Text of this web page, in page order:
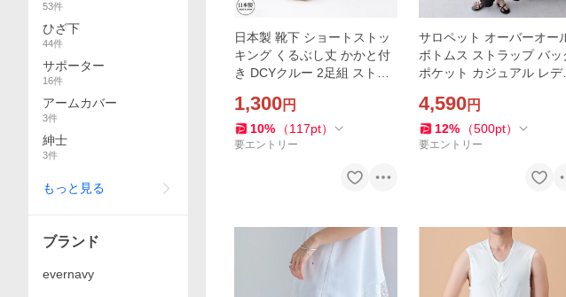
日本製 靴下 ショートストッ
キング くるぶし丈 かかと付
き DCYクルー 2足組 ストッ
グウェア シンプル 無地 靴下
型 靴下タイプ
1,300円
10% （117pt）
要エントリー
サロペット オーバーオー
ボトムス ストラップ バッ
ポケット カジュアル レデ
ネンブレンド ボトム ベイ
ー ワイド おしゃれ
4,590円
12% （500pt）
要エントリー
53件
ひざ下
44件
サポーター
16件
アームカバー
3件
紳士
3件
もっと見る
ブランド
evernavy